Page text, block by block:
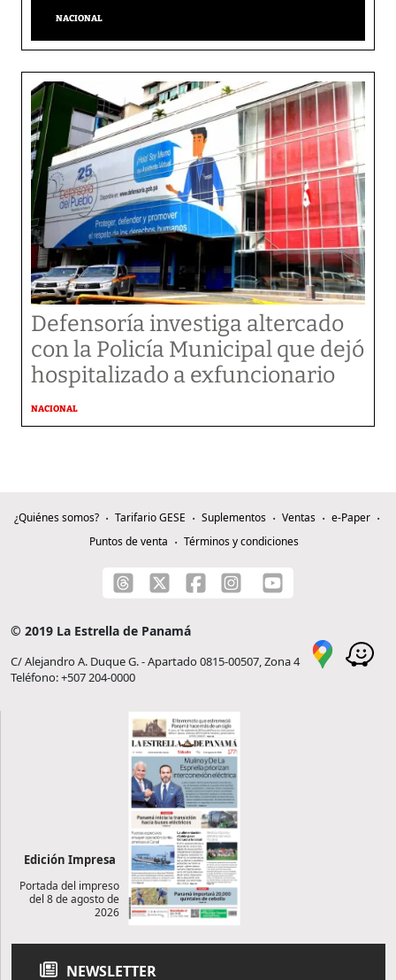
NACIONAL
Defensoría investiga altercado
con la Policía Municipal que dejó
hospitalizado a exfuncionario
NACIONAL
¿Quiénes somos? Tarifario GESE Suplementos Ventas
e-Paper
Puntos de venta
Términos y condiciones
© 2019 La Estrella de Panamá
C/ Alejandro A. Duque G. - Apartado 0815-00507, Zona 4
Teléfono: +507 204-0000
Edición Impresa
Portada del impreso
del 8 de agosto de
2026
NEWSLETTER